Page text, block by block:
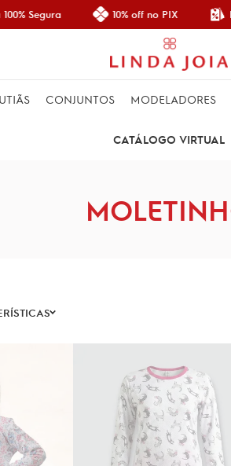
Segura 10% off no PIX
CONJUNTOS MODELADORES
CATÁLOGO VIRTUAL